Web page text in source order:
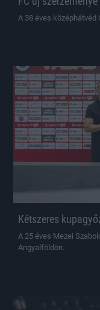
A 38 éves középhátvéd
Kétszeres
A 25 éves Mezei
Angyalföldön.